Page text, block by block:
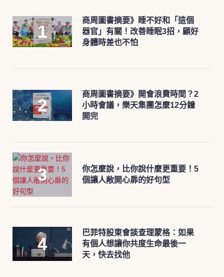
商周圖書摘要》睡不好和「這個
器官」有關！改善睡眠3招，顧好
身體時差也不怕
商周圖書摘要》開會浪費時間？2
小時會議，樂天集團怎麼12分鐘
開完
你怎麼說，比你說什麼更重要！5
個讓人敞開心扉的好句型
巴菲特股東會談查理蒙格：如果
有個人想讓你共度生命最後一
天，快去找他